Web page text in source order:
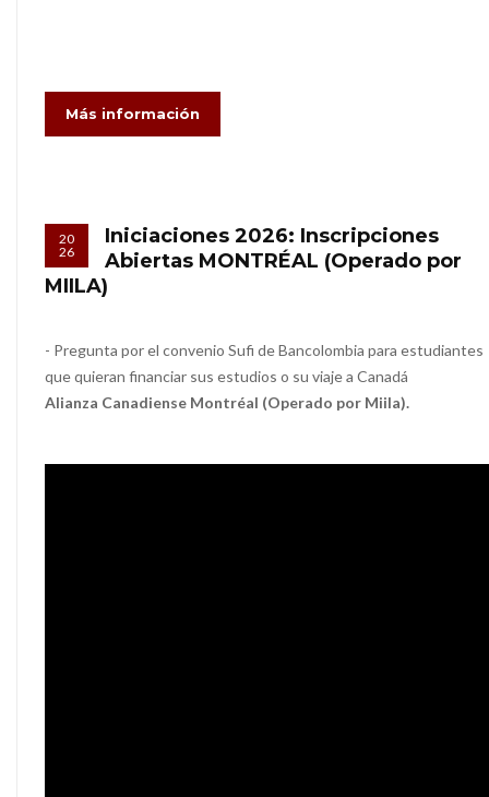
Más información
20
26
Iniciaciones 2026: Inscripciones
Abiertas MONTRÉAL (Operado por
MIILA)
- Pregunta por el convenio Sufi de Bancolombia para estudiantes
que quieran financiar sus estudios o su viaje a Canadá
Alianza Canadiense Montréal (Operado por Miila).